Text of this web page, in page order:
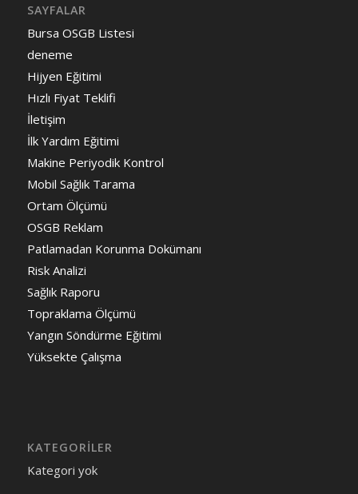
SAYFALAR
Bursa OSGB Listesi
deneme
Hijyen Eğitimi
Hızlı Fiyat Teklifi
İletişim
İlk Yardım Eğitimi
Makine Periyodik Kontrol
Mobil Sağlık Tarama
Ortam Ölçümü
OSGB Reklam
Patlamadan Korunma Dokümanı
Risk Analizi
Sağlık Raporu
Topraklama Ölçümü
Yangın Söndürme Eğitimi
Yüksekte Çalışma
KATEGORILER
Kategori yok